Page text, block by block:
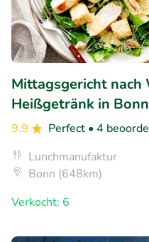
Mittagsgericht nach
Heißgetränk in Bonn
9.9 Perfect • 4
Lunchmanufaktur
Bonn (648km)
Verkocht: 6